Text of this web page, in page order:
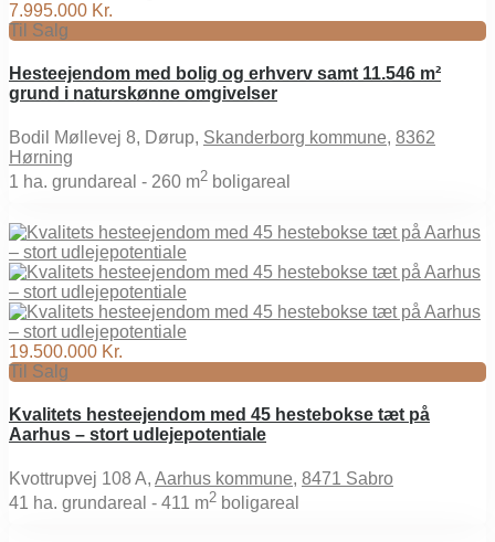
7.995.000 Kr.
Til Salg
Hesteejendom med bolig og erhverv samt 11.546 m²
grund i naturskønne omgivelser
Bodil Møllevej 8, Dørup, Skanderborg kommune, 8362
Hørning
1 ha. grundareal - 260 m2 boligareal
19.500.000 Kr.
Til Salg
Kvalitets hesteejendom med 45 hestebokse tæt på
Aarhus – stort udlejepotentiale
Kvottrupvej 108 A, Aarhus kommune, 8471 Sabro
41 ha. grundareal - 411 m2 boligareal